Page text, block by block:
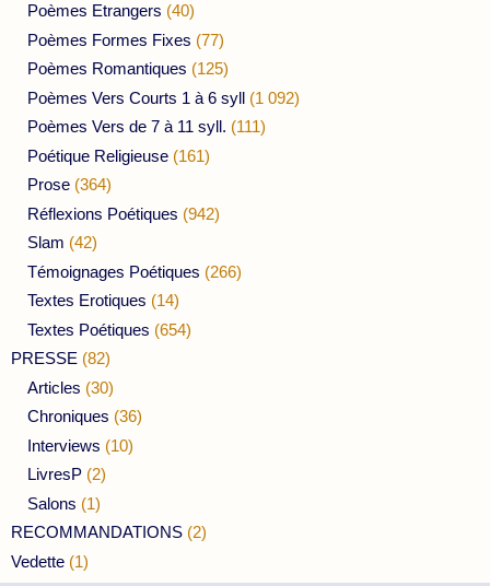
Poèmes Etrangers (40)
Poèmes Formes Fixes (77)
Poèmes Romantiques (125)
Poèmes Vers Courts 1 à 6 syll (1 092)
Poèmes Vers de 7 à 11 syll. (111)
Poétique Religieuse (161)
Prose (364)
Réflexions Poétiques (942)
Slam (42)
Témoignages Poétiques (266)
Textes Erotiques (14)
Textes Poétiques (654)
PRESSE (82)
Articles (30)
Chroniques (36)
Interviews (10)
LivresP (2)
Salons (1)
RECOMMANDATIONS (2)
Vedette (1)